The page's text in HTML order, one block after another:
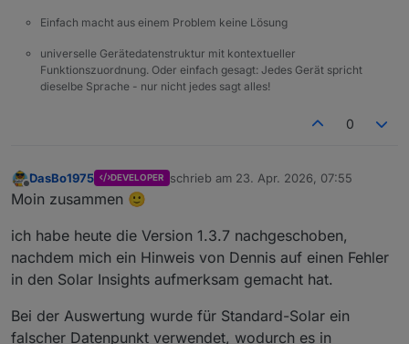
Einfach macht aus einem Problem keine Lösung
universelle Gerätedatenstruktur mit kontextueller
Funktionszuordnung. Oder einfach gesagt: Jedes Gerät spricht
dieselbe Sprache - nur nicht jedes sagt alles!
0
Offline
DasBo1975 DEVELOPER schrieb am 23. Apr. 2026, 07:55
zuletzt editiert von
Moin zusammen 🙂
ich habe heute die Version 1.3.7 nachgeschoben,
nachdem mich ein Hinweis von Dennis auf einen Fehler
in den Solar Insights aufmerksam gemacht hat.
Bei der Auswertung wurde für Standard-Solar ein
falscher Datenpunkt verwendet, wodurch es in